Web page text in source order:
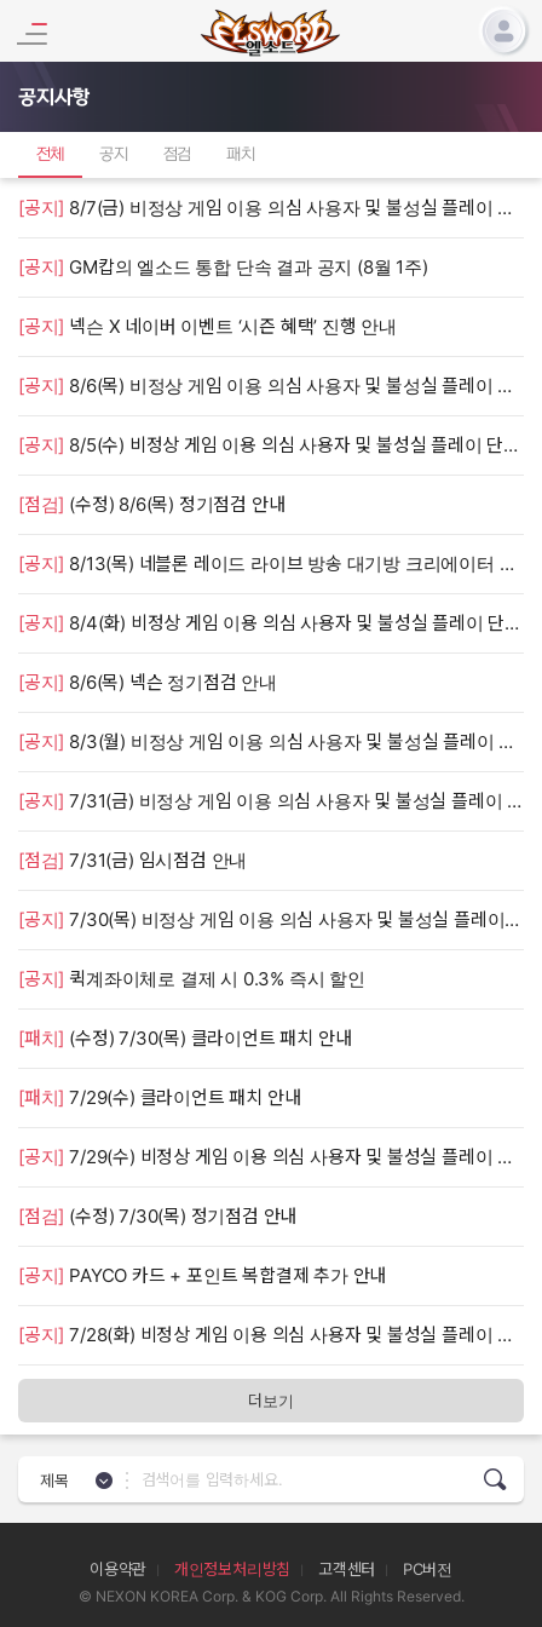
공지사항
전체 공지 점검 패치
[공지] 8/7(금) 비정상 게임 이용 의심 사용자 및 불성실 플레이 단속 안내
[공지] GM캅의 엘소드 통합 단속 결과 공지 (8월 1주)
[공지] 넥슨 X 네이버 이벤트 ‘시즌 혜택’ 진행 안내
[공지] 8/6(목) 비정상 게임 이용 의심 사용자 및 불성실 플레이 단속 안내
[공지] 8/5(수) 비정상 게임 이용 의심 사용자 및 불성실 플레이 단속 안내
[점검] (수정) 8/6(목) 정기점검 안내
[공지] 8/13(목) 네블론 레이드 라이브 방송 대기방 크리에이터 모집 안내
[공지] 8/4(화) 비정상 게임 이용 의심 사용자 및 불성실 플레이 단속 안내
[공지] 8/6(목) 넥슨 정기점검 안내
[공지] 8/3(월) 비정상 게임 이용 의심 사용자 및 불성실 플레이 단속 안내
[공지] 7/31(금) 비정상 게임 이용 의심 사용자 및 불성실 플레이 단속 안내
[점검] 7/31(금) 임시점검 안내
[공지] 7/30(목) 비정상 게임 이용 의심 사용자 및 불성실 플레이 단속 안내
[공지] 퀵계좌이체로 결제 시 0.3% 즉시 할인
[패치] (수정) 7/30(목) 클라이언트 패치 안내
[패치] 7/29(수) 클라이언트 패치 안내
[공지] 7/29(수) 비정상 게임 이용 의심 사용자 및 불성실 플레이 단속 안내
[점검] (수정) 7/30(목) 정기점검 안내
[공지] PAYCO 카드 + 포인트 복합결제 추가 안내
[공지] 7/28(화) 비정상 게임 이용 의심 사용자 및 불성실 플레이 단속 안내
더보기
검색 기준 선택
제목
이용약관 개인정보처리방침 고객센터 PC버전
© NEXON KOREA Corp. & KOG Corp. All Rights Reserved.